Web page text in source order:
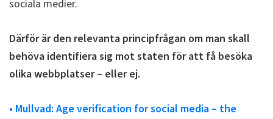
sociala medier.
Därför är den relevanta principfrågan om man skall
behöva identifiera sig mot staten för att få besöka
olika webbplatser – eller ej.
• Mullvad: Age verification for social media – the